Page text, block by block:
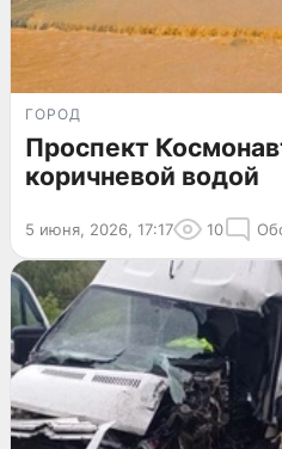
ГОРОД
Проспект
коричневой водой
5 июня, 2026, 17:17 10